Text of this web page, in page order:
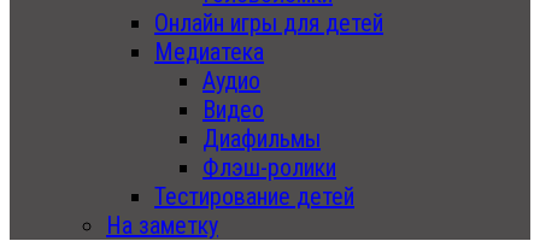
Онлайн игры для детей
Медиатека
Аудио
Видео
Диафильмы
Флэш-ролики
Тестирование детей
На заметку